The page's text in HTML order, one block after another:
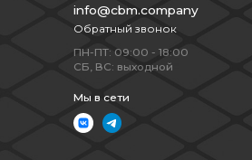
info@cbm.company
Обратный звонок
ПН-ПТ: 09:00 - 18:00
СБ, ВС: выходной
Мы в сети